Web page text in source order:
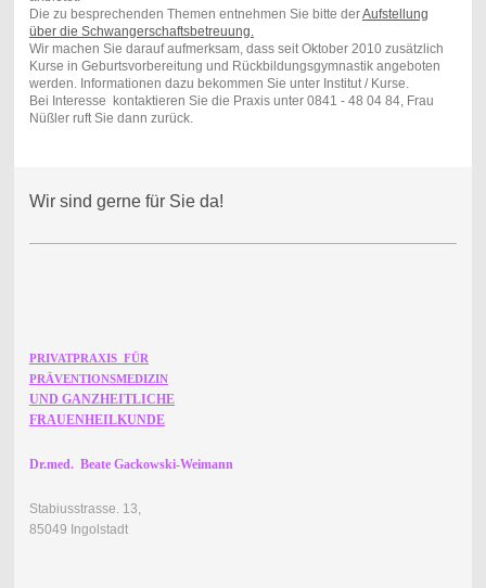
Die zu besprechenden Themen entnehmen Sie bitte derAufstellung
über die Schwangerschaftsbetreuung.
Wir machen Sie darauf aufmerksam, dass seit Oktober 2010 zusätzlich
Kurse in Geburtsvorbereitung und Rückbildungsgymnastik angeboten
werden. Informationen dazu bekommen Sie unter Institut / Kurse.
Bei Interesse kontaktieren Sie die Praxis unter 0841 - 48 04 84, Frau
Nüßler ruft Sie dann zurück.
Wir sind gerne für Sie da!
PRIVATPRAXIS FÜR
PRÄVENTIONSMEDIZIN
UND GANZHEITLICHE
FRAUENHEILKUNDE
Dr.med. Beate Gackowski-Weimann
Stabiusstrasse. 13,
85049 Ingolstadt